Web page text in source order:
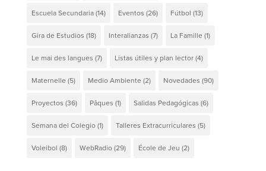
Escuela Secundaria(14) Eventos (26) Fútbol (13)
Gira de Estudios (18) Interalianzas (7) La Famille (1)
Le mai des langues (7) Listas útiles y plan lector(4)
Maternelle (5) Medio Ambiente (2) Novedades (90)
Proyectos (36) Pâques (1) Salidas Pedagógicas (6)
Semana del Colegio(1) Talleres Extracurriculares (5)
Voleibol (8) WebRadio(29) École de Jeu (2)